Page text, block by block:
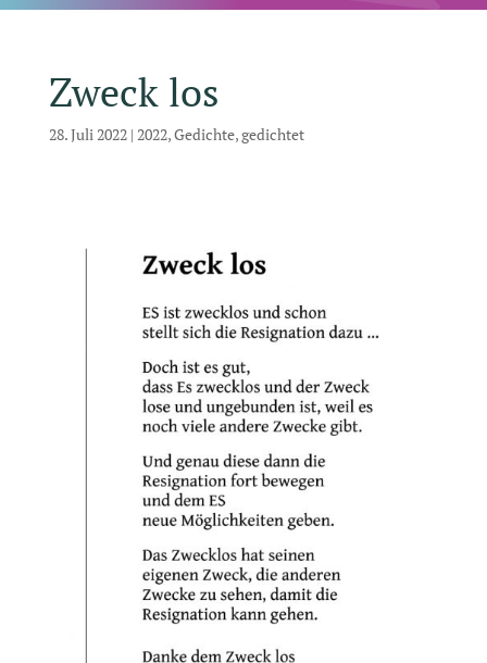
Zweck los
28. Juli 2022| 2022,Gedichte,gedichtet